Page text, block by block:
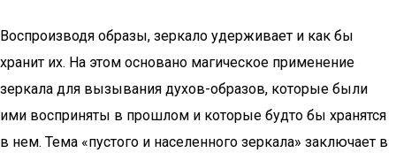
Воспроизводя образы, зеркало удерживает и как бы
хранит их. На этом основано магическое применение
зеркала для вызывания духов-образов, которые были
ими восприняты в прошлом и которые будто бы хранятся
в нем. Тема «пустого и населенного зеркала» заключает в